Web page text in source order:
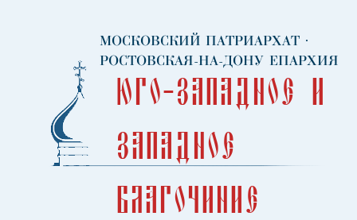
МОСКОВСКИЙ ПАТРИАРХАТ ·
РОСТОВСКАЯ-НА-ДОНУ ЕПАРХИЯ
Юго-Западное и
Западное
благочиние